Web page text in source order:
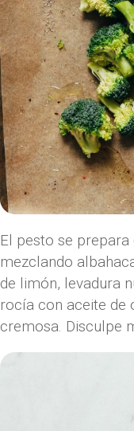
El pesto se
mezclando
de limón, levadura
rocía con aceite de
cremosa. Disculpe